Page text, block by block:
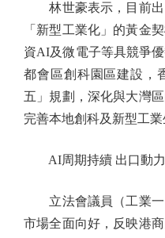
林世豪表示，目前出
「新型工業化」的黃金
資AI及微電子等具競爭
都會區創科園區建設，
五」規劃，深化與大灣
完善本地創科及新型工業
AI周期持續 出口動力
立法會議員（工業一
市場全面向好，反映港